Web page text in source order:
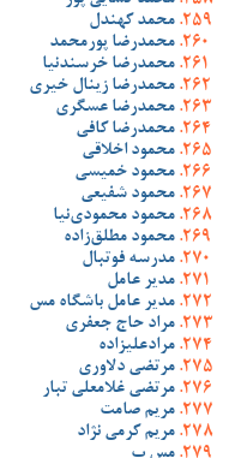
محمد کهندل
محمدرضا پورمحمد
محمدرضا خرسندنیا
محمدرضا زینال خیری
محمدرضا عسگری
محمدرضا کافی
محمود اخلاقی
محمود خمیسی
محمود شفیعی
محمود محمودی‌نیا
محمود مطلق‌زاده
مدرسه فوتبال
مدیر عامل
مدیر عامل باشگاه مس
مراد حاج جعفری
مرادعلیزاده
مرتضی دلاوری
مرتضی غلامعلی تبار
مریم صامت
مریم کرمی نژاد